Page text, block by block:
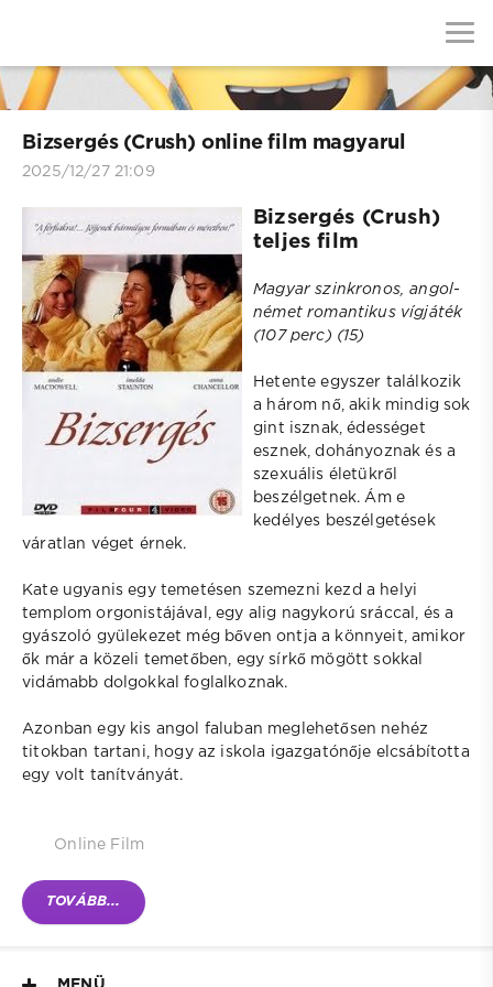
Bizsergés (Crush) online film magyarul
2025/12/27 21:09
Bizsergés (Crush)
teljes film
Magyar szinkronos, angol-
német romantikus vígjáték
(107 perc) (15)
Hetente egyszer találkozik
a három nő, akik mindig sok
gint isznak, édességet
esznek, dohányoznak és a
szexuális életükről
beszélgetnek. Ám e
kedélyes beszélgetések
váratlan véget érnek.
Kate ugyanis egy temetésen szemezni kezd a helyi
templom orgonistájával, egy alig nagykorú sráccal, és a
gyászoló gyülekezet még bőven ontja a könnyeit, amikor
ők már a közeli temetőben, egy sírkő mögött sokkal
vidámabb dolgokkal foglalkoznak.
Azonban egy kis angol faluban meglehetősen nehéz
titokban tartani, hogy az iskola igazgatónője elcsábította
egy volt tanítványát.
Online Film
TOVÁBB...
MENÜ